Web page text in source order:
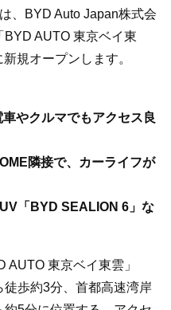
、BYD Auto Japan株式会
AUTO 東京ベイ東
規オープンします。
やクルマでもアクセス良
隣接で、カーライフが
「BYD SEALION 6」な
東京ベイ東雲」
歩約3分、首都高速湾岸